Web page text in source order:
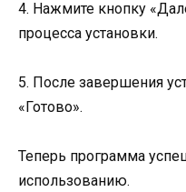
4. Нажмите кнопку
процесса установки.
5. После завершения
«Готово».
Теперь программа
использованию.